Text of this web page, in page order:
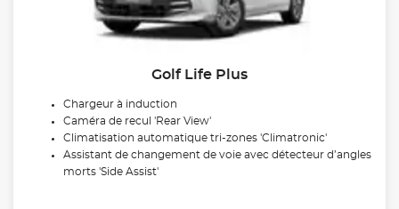
Golf Life Plus
Chargeur à induction
Caméra de recul 'Rear View'
Climatisation automatique tri-zones 'Climatronic'
Assistant de changement de voie avec détecteur d’angles
morts 'Side Assist'